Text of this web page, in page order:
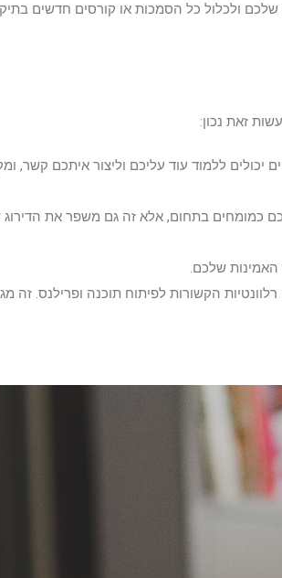
ולכלול כל הסמכות או קורסים חדשים
זאת נכון:
ללמוד עוד עליכם וליצור איתכם קשר,
כמומחים בתחום, אלא זה גם משפר את
האמינות שלכם.
הקשורות לפיתוח תוכנה ופרילנס. זה